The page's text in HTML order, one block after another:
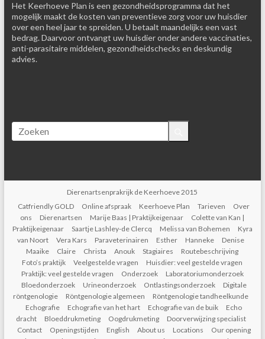
Het Keerhoeve Plan is een gezondheidsprogramma dat het
mogelijk maakt de kosten van preventieve zorg voor uw huisdier
over een heel jaar te spreiden. U betaalt maandelijks een vast
bedrag. Daarvoor ontvangt uw huisdier onder andere vaccinaties,
anti-parasitaire middelen, gezondheidschecks en deskundig
advies.
Dierenartsenprakrijk de Keerhoeve 2015
Catfriendly GOLD
Online afspraak Keerhoeve Plan Tarieven
Over
ons
Dierenartsen Marije Baas | Praktijkeigenaar
Colette van Kan |
Praktijkeigenaar
Saartje Lashley-de Clercq Melissa van Bohemen
Kyra
van Noort
Vera Kars Paraveterinairen Esther Hanneke
Denise
Maaike
Claire Christa Anouk Stagiaires
Routebeschrijving
Foto’s praktijk
Veelgestelde vragen
Huisdier: veel gestelde vragen
Praktijk: veel gestelde vragen
Onderzoek
Laboratoriumonderzoek
Bloedonderzoek
Urineonderzoek Ontlastingsonderzoek
Digitale
röntgenologie
Röntgenologie algemeen
Röntgenologie tandheelkunde
Echografie
Echografie van het hart Echografie van de buik
Echo
dracht
Bloeddrukmeting Oogdrukmeting
Doorverwijzing specialist
Contact
Openingstijden English About us Locations
Our opening